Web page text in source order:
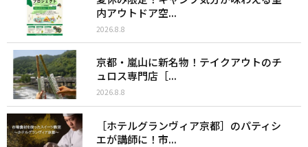
内アウトドア空...
2026.8.8
京都・嵐山に新名物！テイクアウトのチ
ュロス専門店［...
2026.8.8
［ホテルグランヴィア京都］のパティシ
エが講師に！市...